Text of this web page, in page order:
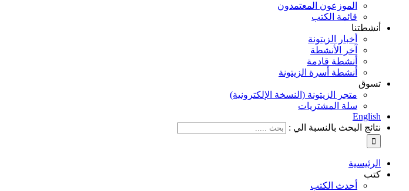
الموزعون المعتمدون
قائمة الكتب
أنشطتنا
أخبار الزيتونة
آخر الأنشطة
أنشطة قادمة
أنشطة أسرة الزيتونة
تسوق
متجر الزيتونة (النسخة الإلكترونية)
سلة المشتريات
English
نتائج البحث بالنسبة الي :
الرئيسية
كتب
أحدث الكتب